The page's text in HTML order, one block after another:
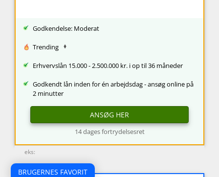
Godkendelse: Moderat
Trending
Erhvervslån 15.000 - 2.500.000 kr. i op til 36 måneder
Godkendt lån inden for én arbejdsdag - ansøg online på
2 minutter
ANSØG HER
14 dages fortrydelsesret
eks:
BRUGERNES FAVORIT